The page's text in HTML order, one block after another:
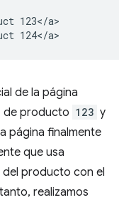
123</a>
de la página
de producto 123 y
página finalmente
que usa
producto con el
realizamos